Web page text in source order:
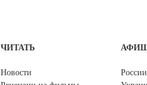
ЧИТАТЬ
Новости
России